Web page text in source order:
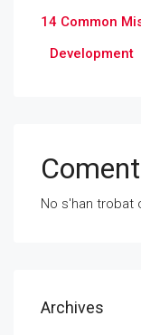
14 Common
Development
No s'han trobat
Archives